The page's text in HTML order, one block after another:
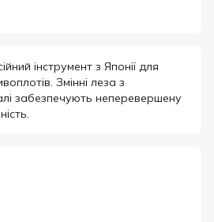
інструмент з Японії для
Змінні леза з
забезпечують неперевершену